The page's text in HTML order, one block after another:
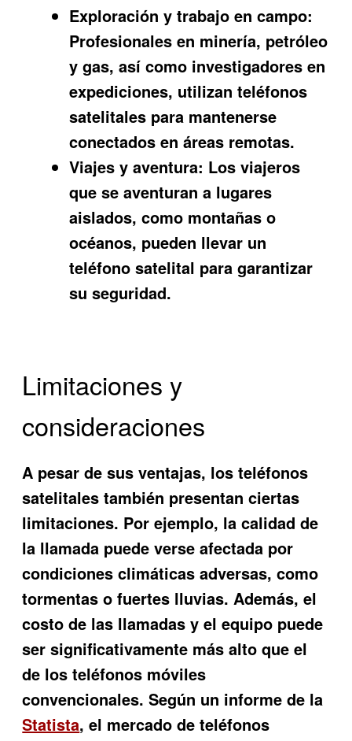
Exploración y trabajo en campo:
Profesionales en minería, petróleo
y gas, así como investigadores en
expediciones, utilizan teléfonos
satelitales para mantenerse
conectados en áreas remotas.
Viajes y aventura: Los viajeros
que se aventuran a lugares
aislados, como montañas o
océanos, pueden llevar un
teléfono satelital para garantizar
su seguridad.
Limitaciones y
consideraciones
A pesar de sus ventajas, los teléfonos
satelitales también presentan ciertas
limitaciones. Por ejemplo, la calidad de
la llamada puede verse afectada por
condiciones climáticas adversas, como
tormentas o fuertes lluvias. Además, el
costo de las llamadas y el equipo puede
ser significativamente más alto que el
de los teléfonos móviles
convencionales. Según un informe de la
Statista, el mercado de teléfonos